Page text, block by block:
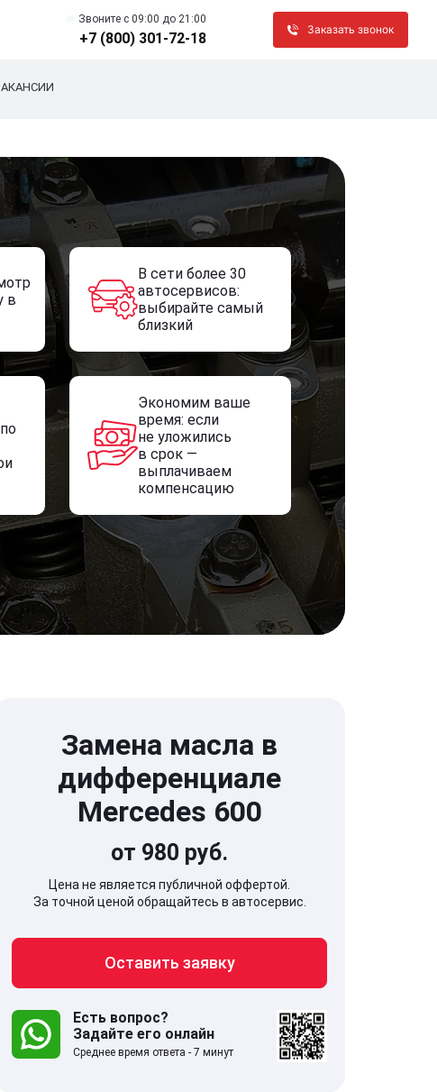
Звоните c 09:00 до 21:00
+7 (800) 301-72-18
Заказать звонок
в
В сети более 30
автосервисов:
выбирайте самый
близкий
Экономим ваше
время: если
не уложились
в срок —
выплачиваем
компенсацию
141707, Московская обл,
Долгопрудный г, Береговой проезд,
дом 5
5.0 332 отзыва
Замена масла в
дифференциале
Mercedes 600
от 980 руб.
Цена не является публичной оффертой.
За точной ценой обращайтесь в автосервис.
Оставить заявку
Есть вопрос?
Задайте его онлайн
Среднее время ответа - 7 минут